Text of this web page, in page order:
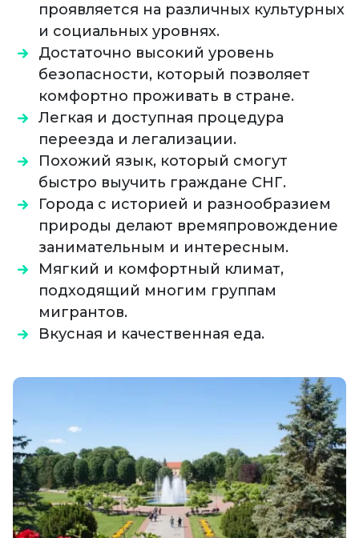
проявляется на различных культурных
и социальных уровнях.
Достаточно высокий уровень
безопасности, который позволяет
комфортно проживать в стране.
Легкая и доступная процедура
переезда и легализации.
Похожий язык, который смогут
быстро выучить граждане СНГ.
Города с историей и разнообразием
природы делают времяпровождение
занимательным и интересным.
Мягкий и комфортный климат,
подходящий многим группам
мигрантов.
Вкусная и качественная еда.